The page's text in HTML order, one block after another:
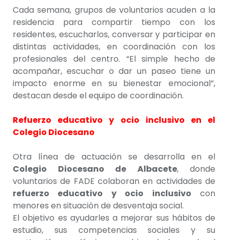
Cada semana, grupos de voluntarios acuden a la
residencia para compartir tiempo con los
residentes, escucharlos, conversar y participar en
distintas actividades, en coordinación con los
profesionales del centro. “El simple hecho de
acompañar, escuchar o dar un paseo tiene un
impacto enorme en su bienestar emocional”,
destacan desde el equipo de coordinación.
Refuerzo educativo y ocio inclusivo en el
Colegio Diocesano
Otra línea de actuación se desarrolla en el
Colegio Diocesano de Albacete, donde
voluntarios de FADE colaboran en actividades de
refuerzo educativo y ocio inclusivo con
menores en situación de desventaja social.
El objetivo es ayudarles a mejorar sus hábitos de
estudio, sus competencias sociales y su